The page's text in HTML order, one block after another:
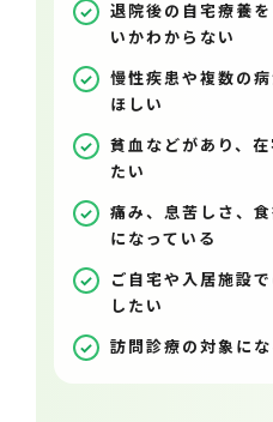
退院後の自宅療養
いかわからない
慢性疾患や複数の
ほしい
貧血などがあり、
たい
痛み、息苦しさ、
になっている
ご自宅や入居施設
したい
訪問診療の対象に